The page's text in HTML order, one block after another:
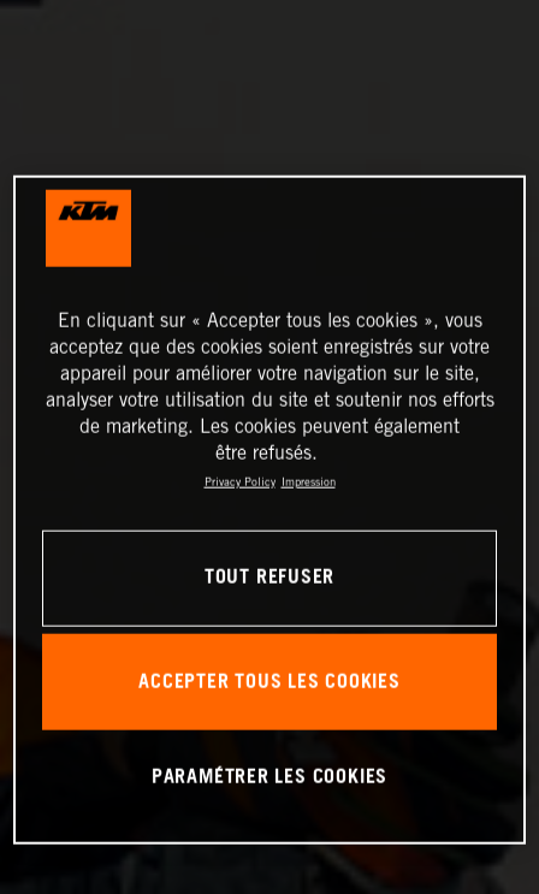
En cliquant sur « Accepter tous les cookies », vous
acceptez que des cookies soient enregistrés sur votre
appareil pour améliorer votre navigation sur le site,
analyser votre utilisation du site et soutenir nos efforts
de marketing. Les cookies peuvent également
être refusés.
Privacy Policy Impression
TOUT REFUSER
ACCEPTER TOUS LES COOKIES
PARAMÉTRER LES COOKIES